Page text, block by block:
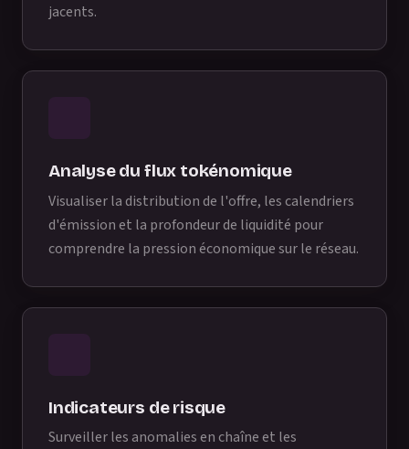
jacents.
Analyse du flux tokénomique
Visualiser la distribution de l'offre, les calendriers
d'émission et la profondeur de liquidité pour
comprendre la pression économique sur le réseau.
Indicateurs de risque
Surveiller les anomalies en chaîne et les